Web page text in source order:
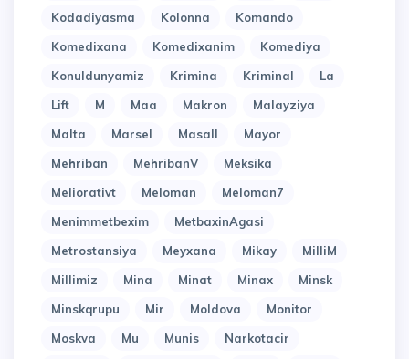
Kodadiyasma
Kolonna
Komando
Komedixana
Komedixanim
Komediya
Konuldunyamiz
Krimina Kriminal
La
Lift
M Maa Makron
Malayziya
Malta
Marsel Masall
Mayor
Mehriban
MehribanV
Meksika
Meliorativt
Meloman
Meloman7
Menimmetbexim
MetbaxinAgasi
Metrostansiya
Meyxana Mikay
MilliM
Millimiz
Mina Minat Minax
Minsk
Minskqrupu
Mir Moldova
Monitor
Moskva
Mu Munis
Narkotacir